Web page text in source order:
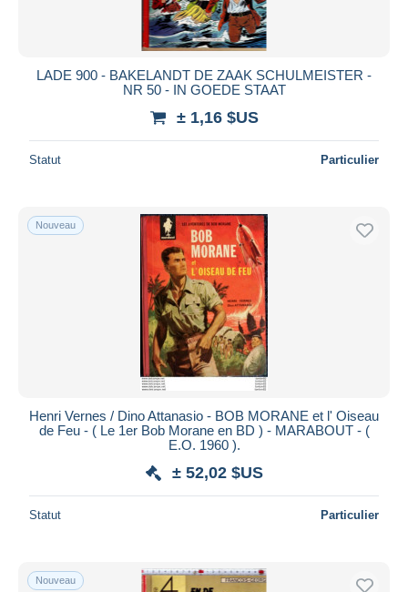
LADE 900 - BAKELANDT DE ZAAK SCHULMEISTER -
NR 50 - IN GOEDE STAAT
± 1,16 $US
Statut Particulier
Nouveau
Henri Vernes / Dino Attanasio - BOB MORANE et l' Oiseau
de Feu - ( Le 1er Bob Morane en BD ) - MARABOUT - (
E.O. 1960 ).
± 52,02 $US
Statut Particulier
Nouveau